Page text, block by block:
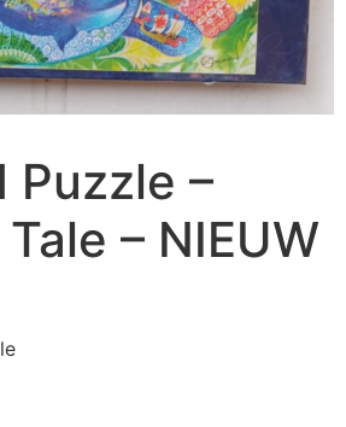
Puzzle –
– NIEUW